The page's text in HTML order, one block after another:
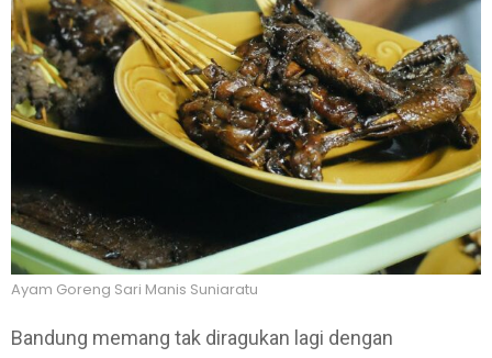
Ayam Goreng Sari Manis Suniaratu
Bandung memang tak diragukan lagi dengan